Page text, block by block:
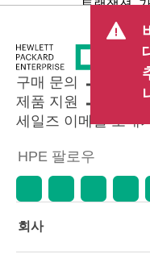
며 판매세/
료가 포함
설정한 트
러가 설정한
를 수 있습
한정 프로
습니다.
수명 종료,
이에 국한
지 가격을
구매 문의
제품 지원
세일즈 이메일 보내
HPE 팔로우
회사